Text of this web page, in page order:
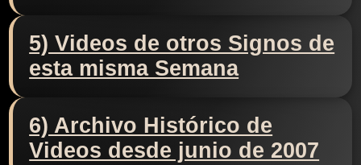
5) Videos de otros Signos de
esta misma Semana
6) Archivo Histórico de
Videos desde junio de 2007